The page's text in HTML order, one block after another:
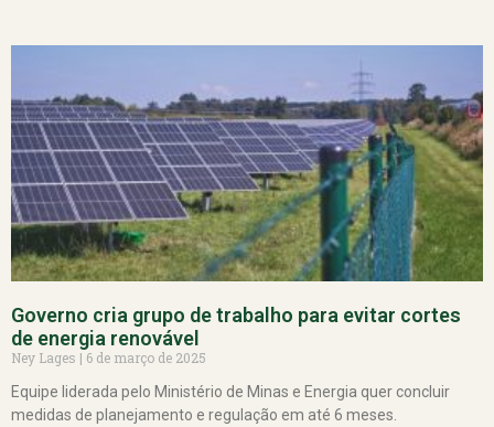
Governo cria grupo de trabalho para evitar cortes
de energia renovável
Ney Lages
6 de março de 2025
Equipe liderada pelo Ministério de Minas e Energia quer concluir
medidas de planejamento e regulação em até 6 meses.